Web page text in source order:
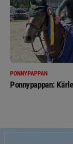
PONNYPAPPAN
Ponnypappan: